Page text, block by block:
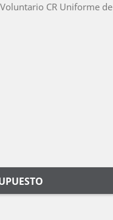
CR Uniforme de